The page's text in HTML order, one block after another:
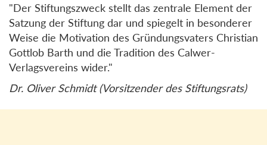
"Der Stiftungszweck stellt das zentrale Element der
Satzung der Stiftung dar und spiegelt in besonderer
Weise die Motivation des Gründungsvaters Christian
Gottlob Barth und die Tradition des Calwer-
Verlagsvereins wider."
Dr. Oliver Schmidt (Vorsitzender des Stiftungsrats)